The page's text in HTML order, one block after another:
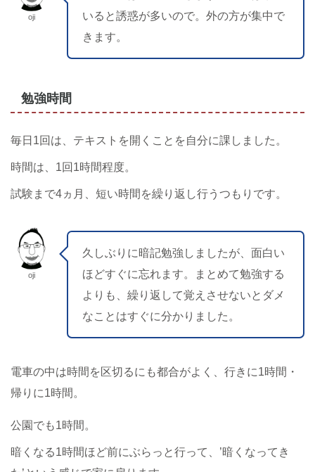
oji
いると誘惑が多いので。外の方が集中で
きます。
勉強時間
毎日1回は、テキストを開くことを自分に課しました。
時間は、1回1時間程度。
試験まで4ヵ月、短い時間を繰り返し行うつもりです。
oji
久しぶりに暗記勉強しましたが、面白い
ほどすぐに忘れます。まとめて勉強する
よりも、繰り返して覚えさせないとダメ
なことはすぐに分かりました。
電車の中は時間を区切るにも都合がよく、行きに1時間・
帰りに1時間。
公園でも1時間。
暗くなる1時間ほど前にぶらっと行って、’暗くなってき